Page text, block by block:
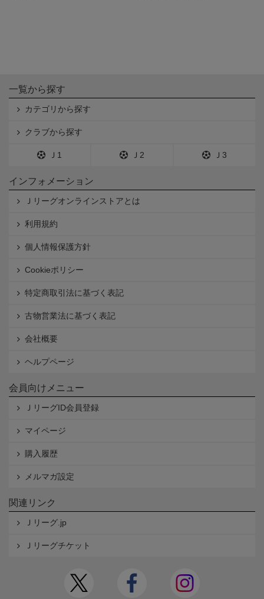
一覧から探す
カテゴリから探す
クラブから探す
Ｊ1 Ｊ2 Ｊ3
インフォメーション
Ｊリーグオンラインストアとは
利用規約
個人情報保護方針
Cookieポリシー
特定商取引法に基づく表記
古物営業法に基づく表記
会社概要
ヘルプページ
会員向けメニュー
ＪリーグID会員登録
マイページ
購入履歴
メルマガ設定
関連リンク
Ｊリーグ.jp
Ｊリーグチケット